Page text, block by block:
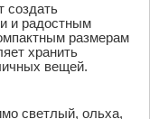
создать
и радостным
размерам
хранить
вещей.
светлый, ольха,